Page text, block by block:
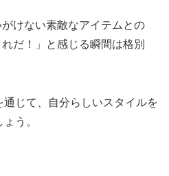
がけない素敵なアイテムとの
だ！」と感じる瞬間は格別
じて、自分らしいスタイルを
う。